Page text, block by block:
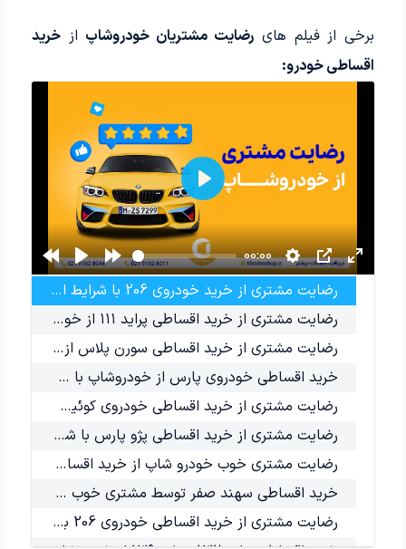
برخی از فیلم های رضایت مشتریان خودروشاپ ازخرید
اقساطی خودرو:
00:00
شروع
رضایت مشتری از خرید خودروی 206 با شرایط اقساطی و تحویل ۱ روزه خودرو
رضایت مشتری از خرید اقساطی پراید ۱۱۱ از خودروشاپ با سود بانکی
رضایت مشتری از خرید اقساطی سورن پلاس از خودروشاپ با شرایط منعطف پرداخت
خرید اقساطی خودروی پارس از خودروشاپ با شرایط اقساطی
رضایت مشتری از خرید اقساطی خودروی کوئیک GXR از خودروشاپ
رضایت مشتری از خرید اقساطی پژو پارس با شرایط بانکی از خودروشاپ
رضایت مشتری خوب خودرو شاپ از خرید اقساطی خودروی پارس
خرید اقساطی سهند صفر توسط مشتری خوب خودروشاپ
رضایت مشتری از خرید اقساطی خودروی 206 با شرایط بانکی